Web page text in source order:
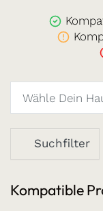
Suchfilter
Kompatible